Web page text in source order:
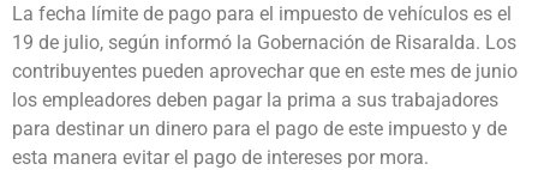
La fecha límite de pago para el impuesto de vehículos es el
19 de julio, según informó la Gobernación de Risaralda. Los
contribuyentes pueden aprovechar que en este mes de junio
los empleadores deben pagar la prima a sus trabajadores
para destinar un dinero para el pago de este impuesto y de
esta manera evitar el pago de intereses por mora.